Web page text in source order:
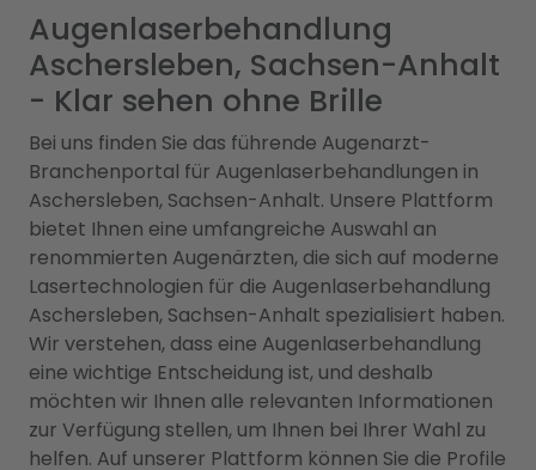
Augenlaserbehandlung
Aschersleben, Sachsen-Anhalt
- Klar sehen ohne Brille
Bei uns finden Sie das führende Augenarzt-
Branchenportal für Augenlaserbehandlungen in
Aschersleben, Sachsen-Anhalt. Unsere Plattform
bietet Ihnen eine umfangreiche Auswahl an
renommierten Augenärzten, die sich auf moderne
Lasertechnologien für die Augenlaserbehandlung
Aschersleben, Sachsen-Anhalt spezialisiert haben.
Wir verstehen, dass eine Augenlaserbehandlung
eine wichtige Entscheidung ist, und deshalb
möchten wir Ihnen alle relevanten Informationen
zur Verfügung stellen, um Ihnen bei Ihrer Wahl zu
helfen. Auf unserer Plattform können Sie die Profile